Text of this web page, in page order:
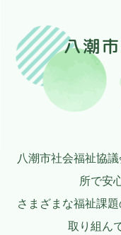
八潮市
八潮市社会福祉協
所で安
さまざまな福祉課
取り組ん